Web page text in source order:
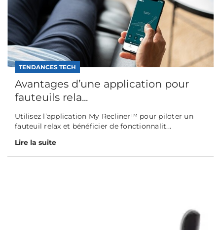
TENDANCES TECH
Avantages d’une application pour
fauteuils rela...
Utilisez l’application My Recliner™ pour piloter un
fauteuil relax et bénéficier de fonctionnalit...
Lire la suite